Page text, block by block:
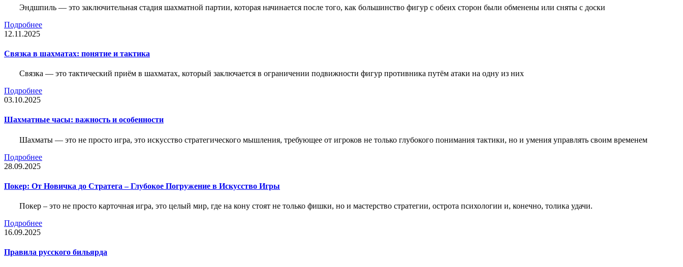
Эндшпиль — это заключительная стадия шахматной партии, которая начинается после того, как большинство фигур с обеих сторон были обменены или сняты с доски
Подробнее
12.11.2025
Связка в шахматах: понятие и тактика
Связка — это тактический приём в шахматах, который заключается в ограничении подвижности фигур противника путём атаки на одну из них
Подробнее
03.10.2025
Шахматные часы: важность и особенности
Шахматы — это не просто игра, это искусство стратегического мышления, требующее от игроков не только глубокого понимания тактики, но и умения управлять своим временем
Подробнее
28.09.2025
Покер: От Новичка до Стратега – Глубокое Погружение в Искусство Игры
Покер – это не просто карточная игра, это целый мир, где на кону стоят не только фишки, но и мастерство стратегии, острота психологии и, конечно, толика удачи.
Подробнее
16.09.2025
Правила русского бильярда